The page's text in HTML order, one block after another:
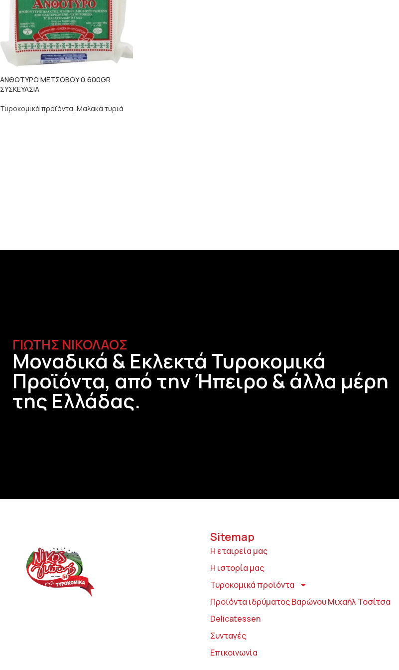
ΑΝΘΟΤΥΡΟ ΜΕΤΣΟΒΟΥ 0,600GR
ΣΥΣΚΕΥΑΣΙΑ
Τυροκομικά προϊόντα, Μαλακά τυριά
ΓΙΩΤΗΣ ΝΙΚΟΛΑΟΣ
Μοναδικά & Εκλεκτά Τυροκομικά
Προϊόντα, από την Ήπειρο & άλλα μέρη
της Ελλάδας.
Sitemap
Η εταιρεία μας
Η ιστορία μας
Τυροκομικά προϊόντα
Προϊόντα ιδρύματος Βαρώνου Μιχαήλ Τοσίτσα
Delicatessen
Συνταγές
Επικοινωνία